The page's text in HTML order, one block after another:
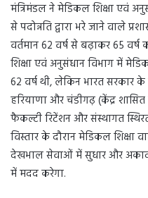
मंत्रिमंडल ने मेडिकल शिक्षा एवं
से पदोन्नति द्वारा भरे जाने वाले
वर्तमान 62 वर्ष से बढ़ाकर 65
शिक्षा एवं अनुसंधान विभाग में
62 वर्ष थी, लेकिन भारत सरकार
हरियाणा और चंडीगढ़ (केंद्र
फैकल्टी रिटेंशन और संस्थागत
विस्तार के दौरान मेडिकल शिक्षा
देखभाल सेवाओं में सुधार और
में मदद करेगा.